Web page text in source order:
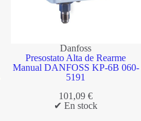
Danfoss
Presostato Alta de Rearme
Manual DANFOSS KP-6B 060-
5191
101,09€
✔ En stock